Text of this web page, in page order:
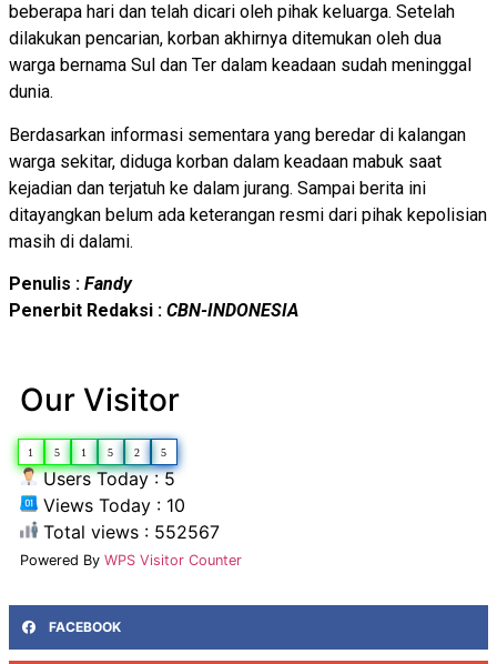
beberapa hari dan telah dicari oleh pihak keluarga. Setelah
dilakukan pencarian, korban akhirnya ditemukan oleh dua
warga bernama Sul dan Ter dalam keadaan sudah meninggal
dunia.
Berdasarkan informasi sementara yang beredar di kalangan
warga sekitar, diduga korban dalam keadaan mabuk saat
kejadian dan terjatuh ke dalam jurang. Sampai berita ini
ditayangkan belum ada keterangan resmi dari pihak kepolisian
masih di dalami.
Penulis : Fandy
Penerbit Redaksi : CBN-INDONESIA
Our Visitor
1 5 1 5 2 5
Users Today : 5
Views Today : 10
Total views : 552567
Powered By WPS Visitor Counter
FACEBOOK